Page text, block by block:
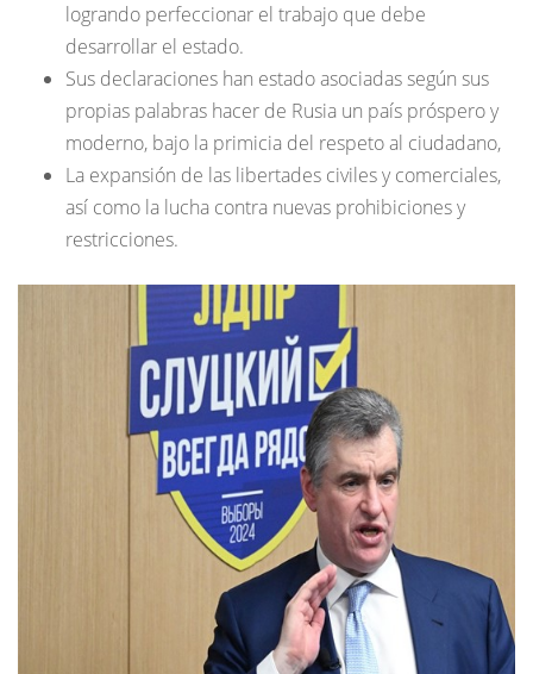
logrando perfeccionar el trabajo que debe
desarrollar el estado.
Sus declaraciones han estado asociadas según sus
propias palabras hacer de Rusia un país próspero y
moderno, bajo la primicia del respeto al ciudadano,
La expansión de las libertades civiles y comerciales,
así como la lucha contra nuevas prohibiciones y
restricciones.